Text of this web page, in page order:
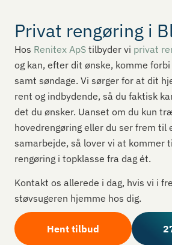
Privat rengøring i
Hos Renitex ApS tilbyder vi privat
og kan, efter dit ønske, komme
samt søndage. Vi sørger for at dit
rent og indbydende, så du faktisk
det du ønsker. Uanset om du kun
hovedrengøring eller du ser frem til
samarbejde, så lover vi at kommer
rengøring i topklasse fra dag ét.
Kontakt os allerede i dag, hvis vi i
støvsugeren hjemme hos dig.
Hent tilbud